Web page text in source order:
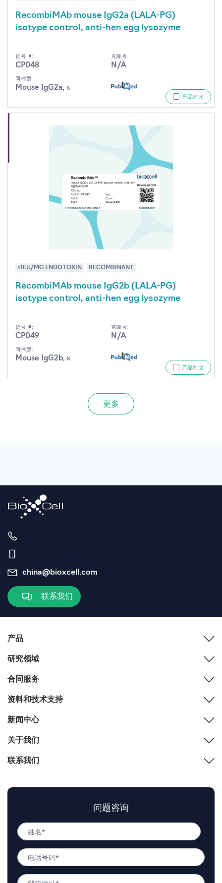
RecombiMAb mouse IgG2a (LALA-PG)
isotype control, anti-hen egg lysozyme
货号 #:
CP048
克隆号:
N/A
同种型:
Mouse IgG2a, κ
产品对比
<1EU/MG ENDOTOXIN RECOMBINANT
RecombiMAb mouse IgG2b (LALA-PG)
isotype control, anti-hen egg lysozyme
货号 #:
CP049
克隆号:
N/A
同种型:
Mouse IgG2b, κ
产品对比
更多
china@bioxcell.com
联系我们
产品
研究领域
合同服务
资料和技术支持
新闻中心
关于我们
联系我们
问题咨询
姓
名
号